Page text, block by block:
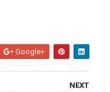
Google+
NEXT